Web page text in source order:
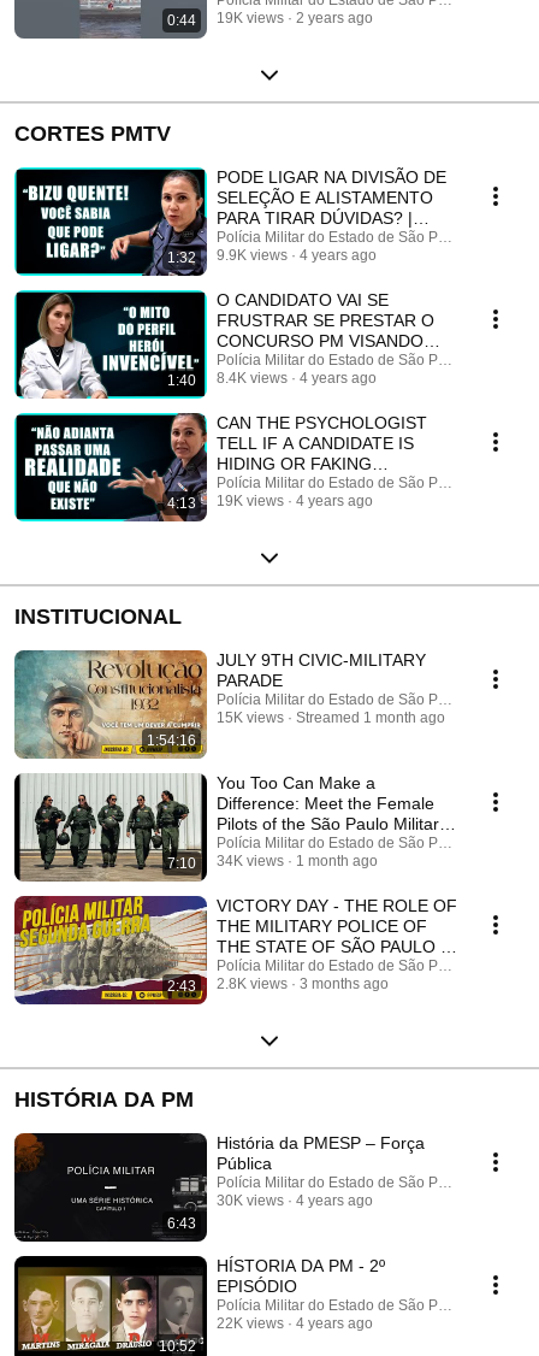
0:44
19K views
2 years ago
CORTES PMTV
1:32
PODE LIGAR NA DIVISÃO DE
SELEÇÃO E ALISTAMENTO
PARA TIRAR DÚVIDAS? |
Cortes PMTV
Polícia Militar do Estado de São Paulo
9.9K views
4 years ago
1:40
O CANDIDATO VAI SE
FRUSTRAR SE PRESTAR O
CONCURSO PM VISANDO
ESSE MITO | Cortes PMTV
Polícia Militar do Estado de São Paulo
8.4K views
4 years ago
4:13
CAN THE PSYCHOLOGIST
TELL IF A CANDIDATE IS
HIDING OR FAKING
BEHAVIORS? | PM Clips
Polícia Militar do Estado de São Paulo
19K views
4 years ago
INSTITUCIONAL
1:54:16
JULY 9TH CIVIC-MILITARY
PARADE
Polícia Militar do Estado de São Paulo
15K views
Streamed 1 month ago
7:10
You Too Can Make a
Difference: Meet the Female
Pilots of the São Paulo Military
Police
Polícia Militar do Estado de São Paulo
34K views
1 month ago
2:43
VICTORY DAY - THE ROLE OF
THE MILITARY POLICE OF
THE STATE OF SÃO PAULO IN
WORLD WAR II
Polícia Militar do Estado de São Paulo
2.8K views
3 months ago
HISTÓRIA DA PM
6:43
História da PMESP – Força
Pública
Polícia Militar do Estado de São Paulo
30K views
4 years ago
10:52
HÍSTORIA DA PM - 2º
EPISÓDIO
Polícia Militar do Estado de São Paulo
22K views
4 years ago